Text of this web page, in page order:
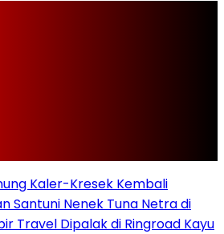
Kaler-Kresek Kembali
Santuni Nenek Tuna Netra di
Travel Dipalak di Ringroad Kayu